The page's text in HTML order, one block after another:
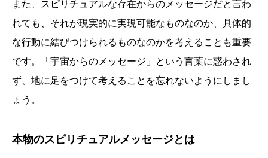
また、スピリチュアルな存在からのメッセージだと言わ
れても、それが現実的に実現可能なものなのか、具体的
な行動に結びつけられるものなのかを考えることも重要
です。「宇宙からのメッセージ」という言葉に惑わされ
ず、地に足をつけて考えることを忘れないようにしまし
ょう。
本物のスピリチュアルメッセージとは